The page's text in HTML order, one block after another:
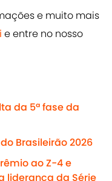
e muito mais
e entre no nosso
da 5ª fase da
Brasileirão 2026
ao Z-4 e
liderança da Série